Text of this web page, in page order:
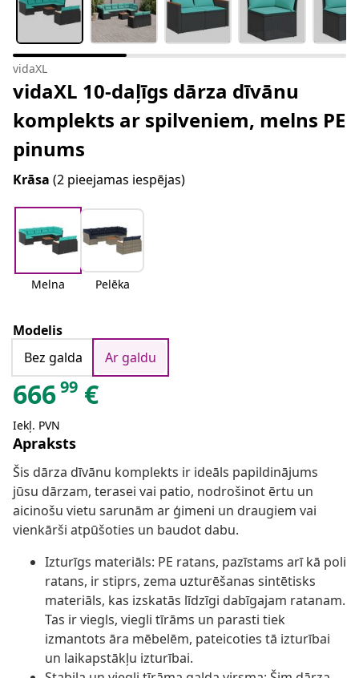
vidaXL
vidaXL 10-daļīgs dārza dīvānu
komplekts ar spilveniem, melns PE
pinums
Krāsa (2 pieejamas iespējas)
Melna Pelēka
Modelis
Bez galda
Ar galdu
66699 €
Iekļ. PVN
Apraksts
Šis dārza dīvānu komplekts ir ideāls papildinājums
jūsu dārzam, terasei vai patio, nodrošinot ērtu un
aicinošu vietu sarunām ar ģimeni un draugiem vai
vienkārši atpūšoties un baudot dabu.
Izturīgs materiāls: PE ratans, pazīstams arī kā poli
ratans, ir stiprs, zema uzturēšanas sintētisks
materiāls, kas izskatās līdzīgi dabīgajam ratanam.
Tas ir viegls, viegli tīrāms un parasti tiek
izmantots āra mēbelēm, pateicoties tā izturībai
un laikapstākļu izturībai.